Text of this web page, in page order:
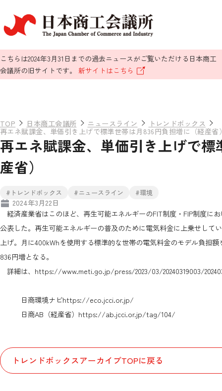
こちらは2024年3月31日までの過去ニュースがご覧いただける日本商工
会議所の旧サイトです。 新サイトはこちら
TOP 日本商工会議所 ニュースライン トレンドボックス
再エネ賦課金、単価引き上げで標準世帯は月836円負担増に（経産省
再エネ賦課金、単価引き上げで
産省）
#トレンドボックス #ニュースライン #環境
2024年3月22日
経済産業省はこのほど、再生可能エネルギーのFIT制度・FIP制度に
公表した。再生可能エネルギーの普及のために電気料金に上乗せして
上げ。月に400kWhを使用する標準的な世帯の電気料金のモデル負担
836円増となる。
詳細は、 https://www.meti.go.jp/press/2023/03/20240319003/
日商環境ナビhttps://eco.jcci.or.jp/
日商AB（経産省） https://ab.jcci.or.jp/tag/104/
トレンドボックスアーカイブTOPに戻る